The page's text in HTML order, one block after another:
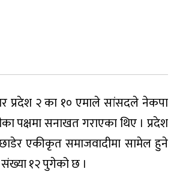
प्रदेश २ का १० एमाले सांसदले नेकपा
पक्षमा सनाखत गराएका थिए । प्रदेश
एकीकृत समाजवादीमा सामेल हुने
१२ पुगेको छ ।